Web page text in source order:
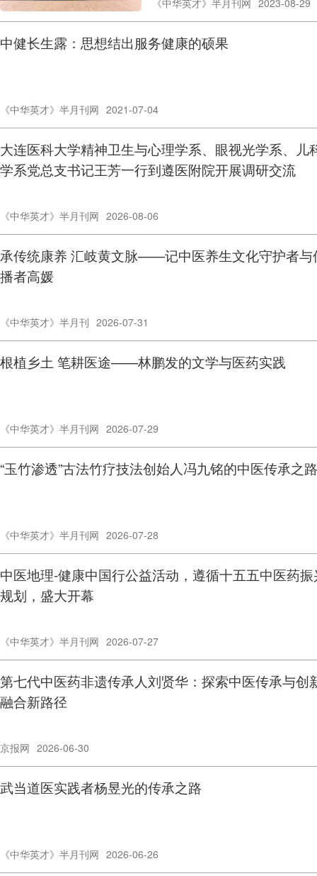
《中华英才》半月刊网 2023-08-29
中健长生露：思想结出服务健康的硕果
《中华英才》半月刊网 2021-07-04
大连医科大学精神卫生与心理学系、眼视光学系、儿
学系党总支书记王芳一行到遵医附院开展调研交流
《中华英才》半月刊网 2026-08-06
承传统康养 汇岐黄文脉——记中医养生文化守护者与
播者高媛
《中华英才》半月刊 2026-07-31
根植乡土 笔耕医途——林鹏发的文学与医药实践
《中华英才》半月刊网 2026-07-29
“玉竹渗透”古法竹疗技法创始人冯九铭的中医传承之路
《中华英才》半月刊网 2026-07-28
中医地理-健康中国行公益活动，遵循十五五中医药振
规划，盛大开幕
《中华英才》半月刊网 2026-07-27
第七代中医药非遗传承人刘贤华：探索中医传承与创
融合新路径
京报网 2026-06-30
武当道医实践者杨昱光的传承之路
《中华英才》半月刊网 2026-06-26